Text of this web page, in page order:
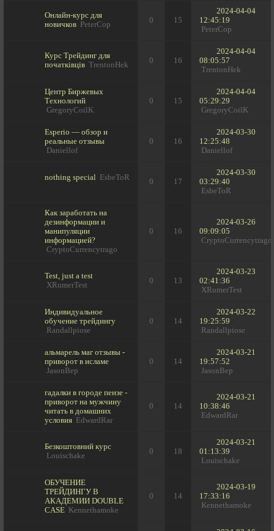
Онлайн-курс для
новичков
PeterCop 0 15
2024-04-04
12:45:19
PeterCop
Курс Трейдинг для
початківців TrentonHek 0 16
2024-04-04
08:05:57
TrentonHek
Центр Биржевых
Технологий
GregoryCoilK
0 15
2024-04-04
05:29:29
GregoryCoilK
Esperio — обзор и
реальные отзывы
Daniellof
0 16
2024-03-30
12:25:48
Daniellof
nothing special EsbeToR 0 17
2024-03-30
03:29:40
EsbeToR
Как заработать на
дезинформации и
манипуляции
информацией?
CryptoCurrencytrago
0 16
2024-03-26
09:09:05
CryptoCurrencytrago
Test, just a test
XRumerTest
0 13
2024-03-23
02:41:36
XRumerTest
Индивидуальное
обучение трейдингу
Randallpiose
0 14
2024-03-22
19:25:59
Randallpiose
альмарель маг отзывы -
приворот в исламе
JasonBep
0 14
2024-03-21
19:57:52
JasonBep
гадалки в городе пензе -
приворот на мужчину
читать в домашних
условия
EdwardRar
0 14
2024-03-21
10:38:46
EdwardRar
Безкоштовний курс
Louischake
0 18
2024-03-21
01:13:39
Louischake
ОБУЧЕНИЕ
ТРЕЙДИНГУ В
АКАДЕМИИ DOUBLE
CASE
Kennethamoke
0 14
2024-03-19
17:33:16
Kennethamoke